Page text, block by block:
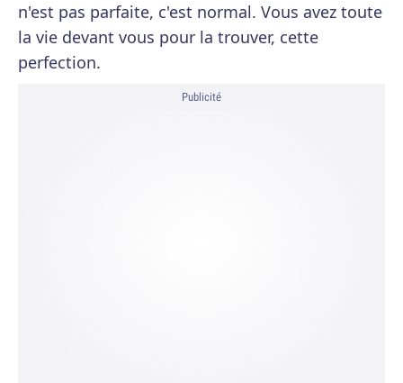
n'est pas parfaite, c'est normal. Vous avez toute
la vie devant vous pour la trouver, cette
perfection.
Publicité